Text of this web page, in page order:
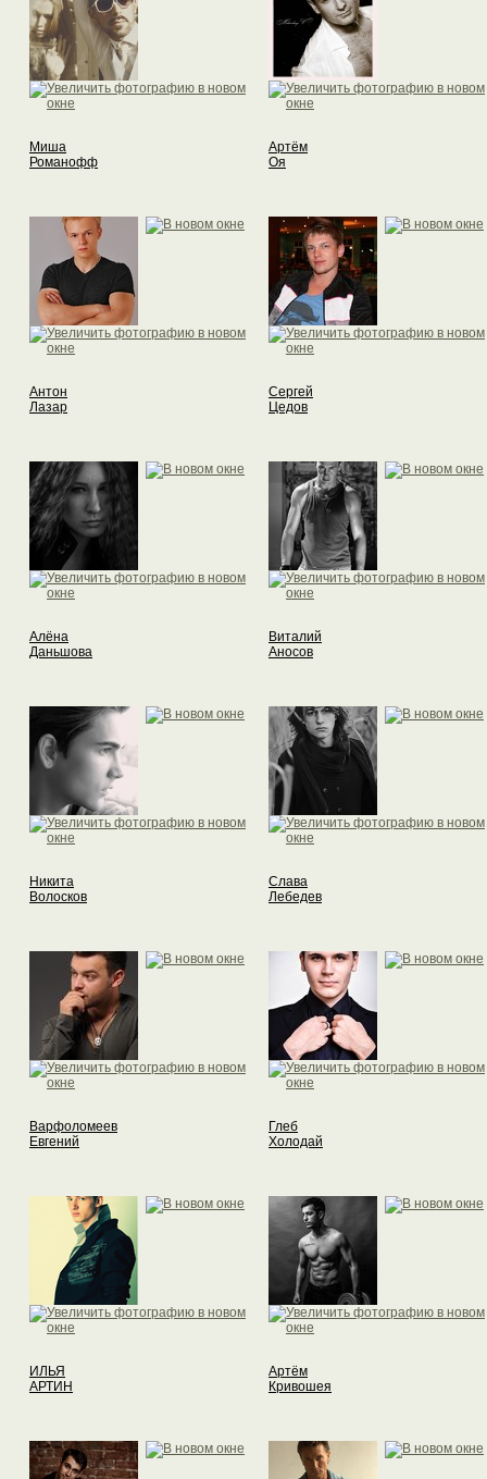
Миша
Романофф
Артём
Оя
Антон
Лазар
Сергей
Цедов
Алёна
Даньшова
Виталий
Аносов
Никита
Волосков
Слава
Лебедев
Варфоломеев
Евгений
Глеб
Холодай
ИЛЬЯ
АРТИН
Артём
Кривошея